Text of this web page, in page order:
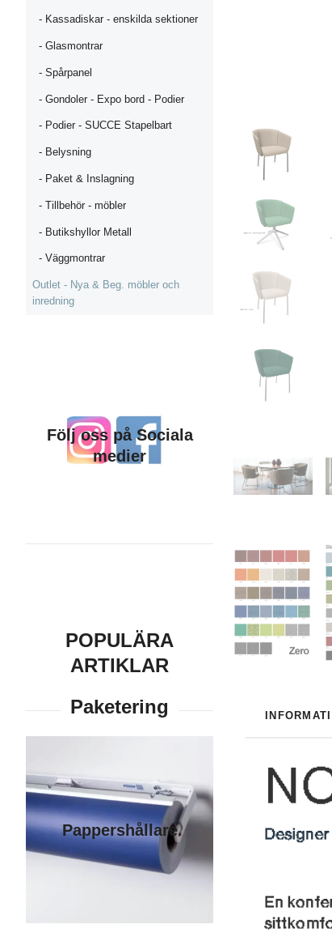
- Kassadiskar - enskilda sektioner
- Glasmontrar
- Spårpanel
- Gondoler - Expo bord - Podier
- Podier - SUCCE Stapelbart
- Belysning
- Paket & Inslagning
- Tillbehör - möbler
- Butikshyllor Metall
- Väggmontrar
Outlet - Nya & Beg. möbler och
inredning
Följ oss på Sociala
medier
POPULÄRA
ARTIKLAR
Pappershållare